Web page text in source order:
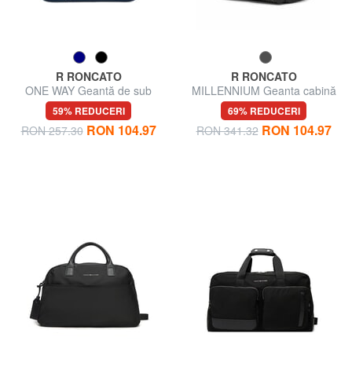
R RONCATO
ONE WAY Geantă de sub
scaun
59% REDUCERI
RON 257.30 RON 104.97
R RONCATO
MILLENNIUM Geanta cabină
sub scaun
69% REDUCERI
RON 341.32 RON 104.97